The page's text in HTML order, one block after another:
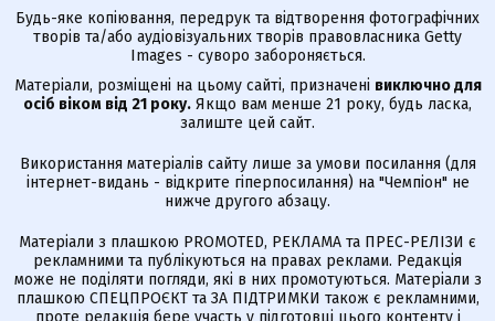
Будь-яке копіювання, передрук та відтворення фотографічних
творів та/або аудіовізуальних творів правовласника Getty
Images - суворо забороняється.
Матеріали, розміщені на цьому сайті, призначені виключно для
осіб віком від 21 року. Якщо вам менше 21 року, будь ласка,
залиште цей сайт.
Використання матеріалів сайту лише за умови посилання (для
інтернет-видань - відкрите гіперпосилання) на "Чемпіон" не
нижче другого абзацу.
Матеріали з плашкою PROMOTED, РЕКЛАМА та ПРЕС-РЕЛІЗИ є
рекламними та публікуються на правах реклами. Редакція
може не поділяти погляди, які в них промотуються. Матеріали з
плашкою СПЕЦПРОЄКТ та ЗА ПІДТРИМКИ також є рекламними,